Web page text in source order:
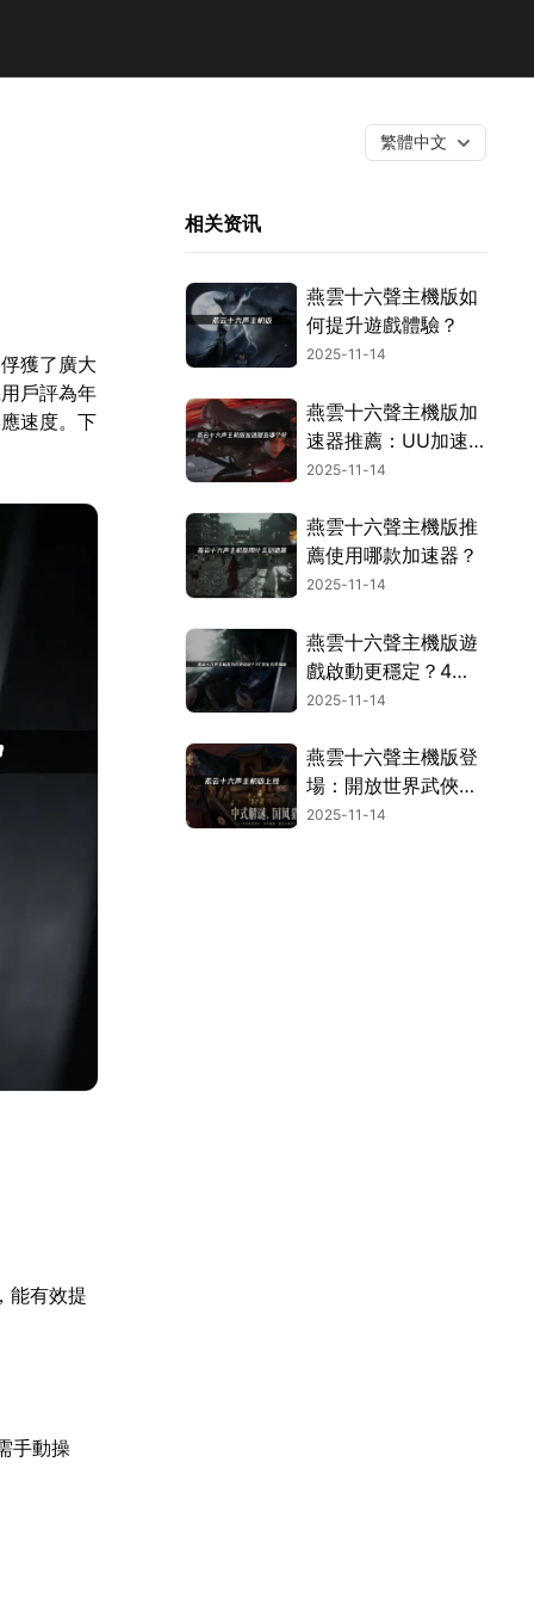
繁體中文
獲了廣大
戶評為年
速度。下
能有效提
手動操
相关资讯
燕雲十六聲主機版如
何提升遊戲體驗？
2025-11-14
燕雲十六聲主機版加
速器推薦：UU加速
器解決你的連線困
2025-11-14
燕雲十六聲主機版推
薦使用哪款加速器？
2025-11-14
燕雲十六聲主機版遊
戲啟動更穩定？4大
優化方案大公開！
2025-11-14
燕雲十六聲主機版登
場：開放世界武俠新
境界！
2025-11-14